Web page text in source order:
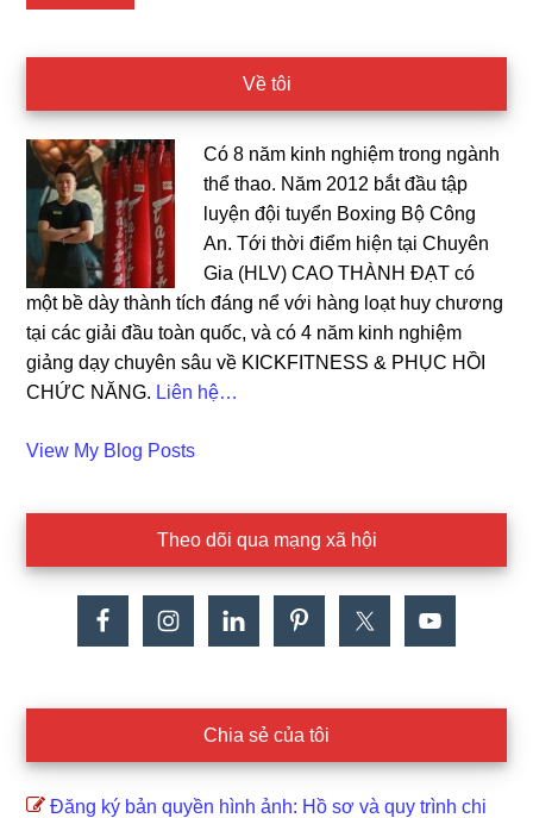
Về tôi
Có 8 năm kinh nghiệm trong ngành
thể thao. Năm 2012 bắt đầu tập
luyện đội tuyển Boxing Bộ Công
An. Tới thời điểm hiện tại Chuyên
Gia (HLV) CAO THÀNH ĐẠT có
một bề dày thành tích đáng nể với hàng loạt huy chương
tại các giải đầu toàn quốc, và có 4 năm kinh nghiệm
giảng dạy chuyên sâu về KICKFITNESS & PHỤC HỒI
CHỨC NĂNG. Liên hệ…
Cao
View My Blog Posts
Theo dõi qua mạng xã hội
Chia sẻ của tôi
Đăng ký bản quyền hình ảnh: Hồ sơ và quy trình chi